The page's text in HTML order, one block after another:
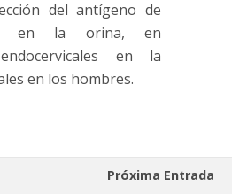
del antígeno de
en la orina, en
en la
en los hombres.
Próxima Entrada